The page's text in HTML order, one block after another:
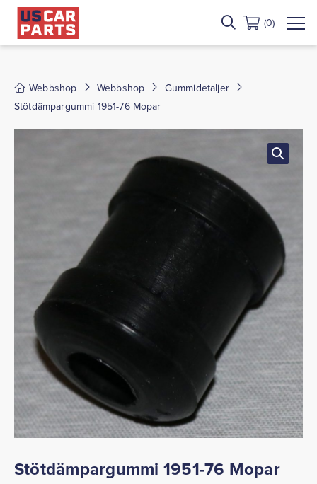
(0)
Webbshop Webbshop
Gummidetaljer
Stötdämpargummi 1951-76 Mopar
Stötdämpargummi 1951-76 Mopar